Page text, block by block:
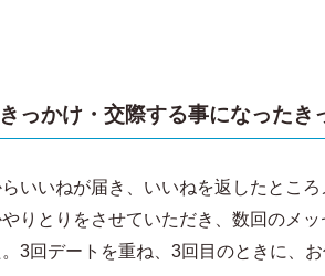
っかけ・交際する事になったき
いいねが届き、いいねを返したとこ
やりとりをさせていただき、数回のメ
3回デートを重ね、3回目のときに、